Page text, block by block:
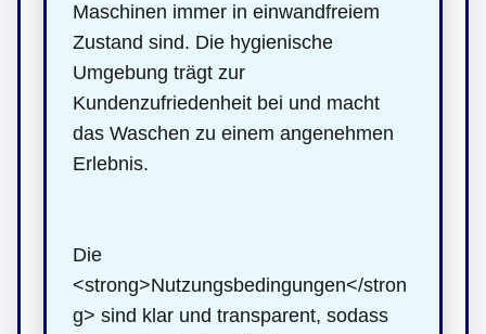
Maschinen immer in einwandfreiem
Zustand sind. Die hygienische
Umgebung trägt zur
Kundenzufriedenheit bei und macht
das Waschen zu einem angenehmen
Erlebnis.
Die
<strong>Nutzungsbedingungen</stron
g> sind klar und transparent, sodass